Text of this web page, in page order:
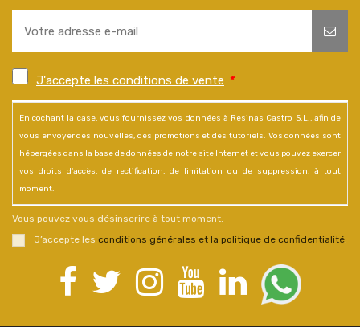
J'accepte les conditions de vente *
En cochant la case, vous fournissez vos données à Resinas Castro S.L., afin de
vous envoyer des nouvelles, des promotions et des tutoriels. Vos données sont
hébergées dans la base de données de notre site Internet et vous pouvez exercer
vos droits d'accès, de rectification, de limitation ou de suppression, à tout
moment.
Vous pouvez vous désinscrire à tout moment.
J’accepte les conditions générales et la politique de confidentialité.